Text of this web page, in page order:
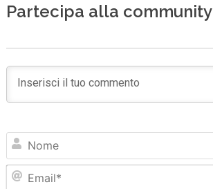
Partecipa alla community